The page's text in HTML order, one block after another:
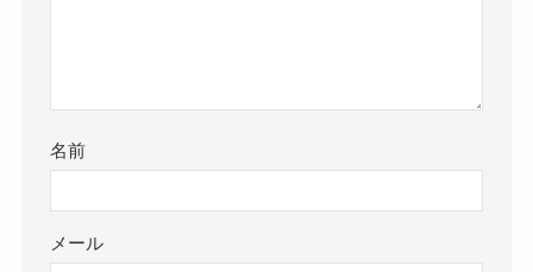
名前
メール